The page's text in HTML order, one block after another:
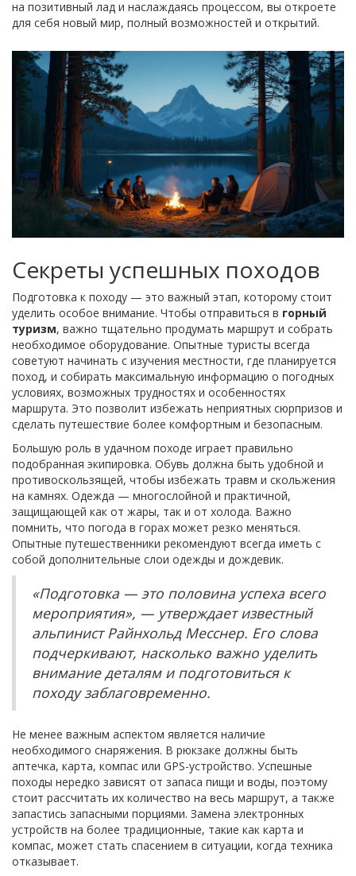
на позитивный лад и наслаждаясь процессом, вы откроете
для себя новый мир, полный возможностей и открытий.
Секреты успешных походов
Подготовка к походу — это важный этап, которому стоит
уделить особое внимание. Чтобы отправиться в горный
туризм, важно тщательно продумать маршрут и собрать
необходимое оборудование. Опытные туристы всегда
советуют начинать с изучения местности, где планируется
поход, и собирать максимальную информацию о погодных
условиях, возможных трудностях и особенностях
маршрута. Это позволит избежать неприятных сюрпризов и
сделать путешествие более комфортным и безопасным.
Большую роль в удачном походе играет правильно
подобранная экипировка. Обувь должна быть удобной и
противоскользящей, чтобы избежать травм и скольжения
на камнях. Одежда — многослойной и практичной,
защищающей как от жары, так и от холода. Важно
помнить, что погода в горах может резко меняться.
Опытные путешественники рекомендуют всегда иметь с
собой дополнительные слои одежды и дождевик.
«Подготовка — это половина успеха всего
мероприятия», — утверждает известный
альпинист Райнхольд Месснер. Его слова
подчеркивают, насколько важно уделить
внимание деталям и подготовиться к
походу заблаговременно.
Не менее важным аспектом является наличие
необходимого снаряжения. В рюкзаке должны быть
аптечка, карта, компас или GPS-устройство. Успешные
походы нередко зависят от запаса пищи и воды, поэтому
стоит рассчитать их количество на весь маршрут, а также
запастись запасными порциями. Замена электронных
устройств на более традиционные, такие как карта и
компас, может стать спасением в ситуации, когда техника
отказывает.